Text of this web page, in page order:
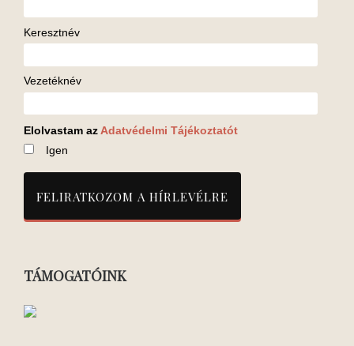
Keresztnév
Vezetéknév
Elolvastam az Adatvédelmi Tájékoztatót
Igen
TÁMOGATÓINK